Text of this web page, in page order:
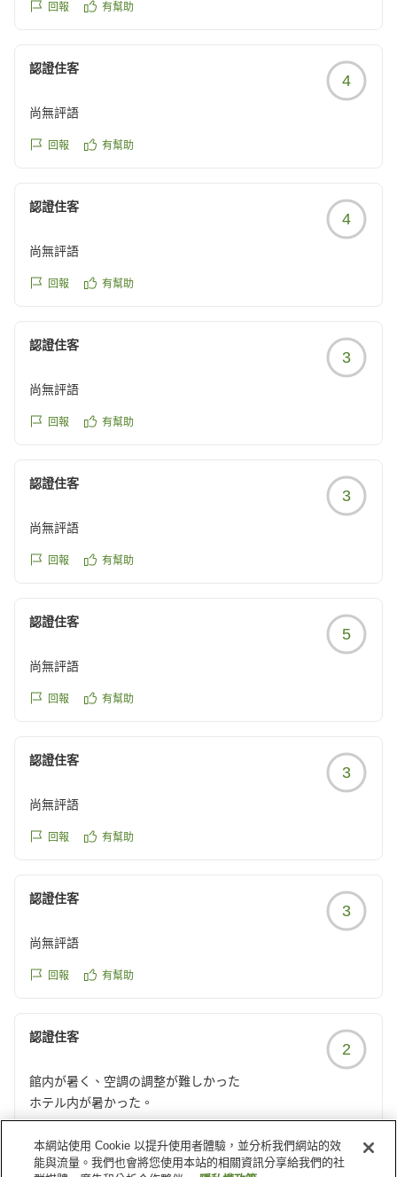
難い。
https://review.travel.rakuten.co.jp/hotel/voice/15414?
回報 有幫助
認證住客
4
尚無評語
回報 有幫助
認證住客
4
尚無評語
回報 有幫助
認證住客
3
尚無評語
回報 有幫助
認證住客
3
尚無評語
回報 有幫助
認證住客
5
尚無評語
回報 有幫助
認證住客
3
尚無評語
回報 有幫助
認證住客
3
尚無評語
回報 有幫助
認證住客
2
館内が暑く、空調の調整が難しかった
ホテル内が暑かった。
クチコミの詳細はこちらから
https://review.travel.rakuten.co.jp/hotel/voice/15414?
回報 有幫助
本網站使用 Cookie 以提升使用者體驗，並分析我們網站的效
能與流量。我們也會將您使用本站的相關資訊分享給我們的社